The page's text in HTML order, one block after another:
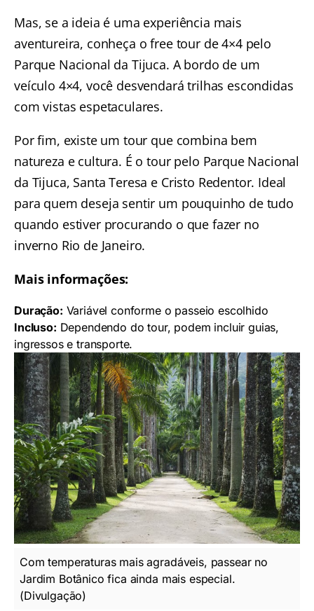
Mas, se a ideia é uma experiência mais
aventureira, conheça o free tour de 4×4 pelo
Parque Nacional da Tijuca. A bordo de um
veículo 4×4, você desvendará trilhas escondidas
com vistas espetaculares.
Por fim, existe um tour que combina bem
natureza e cultura. É o tour pelo Parque Nacional
da Tijuca, Santa Teresa e Cristo Redentor. Ideal
para quem deseja sentir um pouquinho de tudo
quando estiver procurando o que fazer no
inverno Rio de Janeiro.
Mais informações:
Duração: Variável conforme o passeio escolhido
Incluso: Dependendo do tour, podem incluir guias,
ingressos e transporte.
Com temperaturas mais agradáveis, passear no
Jardim Botânico fica ainda mais especial.
(Divulgação)